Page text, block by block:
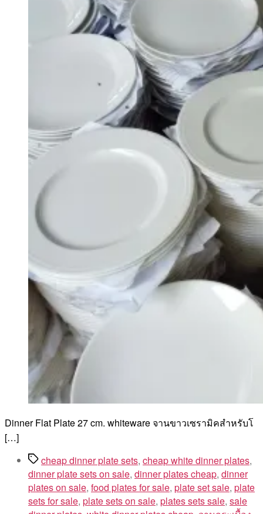
Dinner Flat Plate 27 cm. whiteware จานขาวเซรามิคสำหรับโ
[…]
Tagscheap dinner plate sets, cheap white dinner plates,
dinner plate sets on sale, dinner plates cheap, dinner
plates on sale, food plates for sale, plate set sale, plate
sets for sale, plate sets on sale, plates sets sale, sale